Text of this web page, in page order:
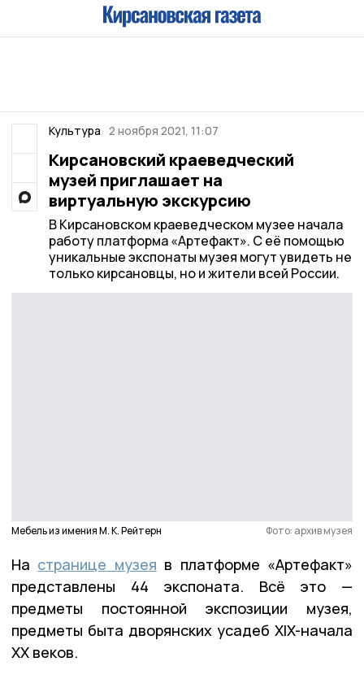
Культура 2 ноября 2021, 11:07
Кирсановский краеведческий
музей приглашает на
виртуальную экскурсию
В Кирсановском краеведческом музее начала
работу платформа «Артефакт». С её помощью
уникальные экспонаты музея могут увидеть не
только кирсановцы, но и жители всей России.
Мебель из имения М. К. Рейтерн Фото: архив музея
На странице музея в платформе «Артефакт»
представлены 44 экспоната. Всё это —
предметы постоянной экспозиции музея,
предметы быта дворянских усадеб XIX-начала
XX веков.